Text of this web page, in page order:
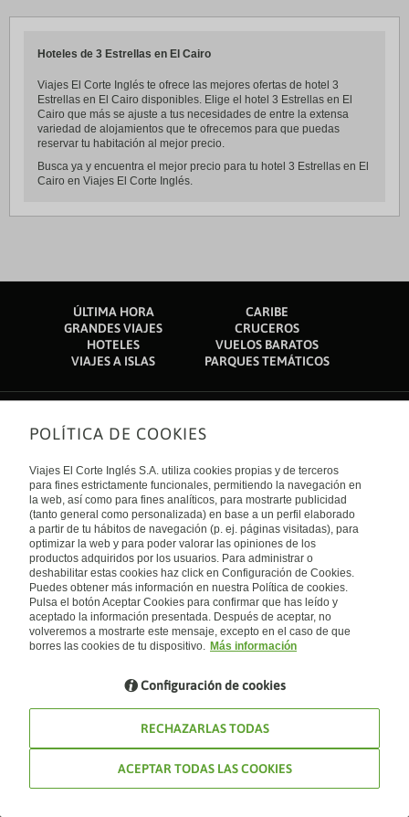
Hoteles de 3 Estrellas en El Cairo
Viajes El Corte Inglés te ofrece las mejores ofertas de hotel 3
Estrellas en El Cairo disponibles. Elige el hotel 3 Estrellas en El
Cairo que más se ajuste a tus necesidades de entre la extensa
variedad de alojamientos que te ofrecemos para que puedas
reservar tu habitación al mejor precio.
Busca ya y encuentra el mejor precio para tu hotel 3 Estrellas en El
Cairo en Viajes El Corte Inglés.
ÚLTIMA HORA
CARIBE
GRANDES VIAJES
CRUCEROS
HOTELES
VUELOS BARATOS
VIAJES A ISLAS
PARQUES TEMÁTICOS
Sobre nosotros
Quiénes somos
Financiación
Sostenibilidad
Turismo accesible
Tarjeta El Corte Inglés
Trabaja con nosotros
El Corte Inglés
Canal Ético
Enlaces de interés
Guías de viaje
Catálogos
Auto check-in
Condiciones Generales
Política de privacidad
Política de cookies
Accesibilidad
Empresas/ Grupos
Internacional
España
Visita nuestro blog
Blog de Viajes el Corte inglés
POLÍTICA DE COOKIES
Viajes El Corte Inglés S.A. utiliza cookies propias y de terceros
para fines estrictamente funcionales, permitiendo la navegación en
la web, así como para fines analíticos, para mostrarte publicidad
(tanto general como personalizada) en base a un perfil elaborado
a partir de tu hábitos de navegación (p. ej. páginas visitadas), para
optimizar la web y para poder valorar las opiniones de los
productos adquiridos por los usuarios. Para administrar o
deshabilitar estas cookies haz click en Configuración de Cookies.
Puedes obtener más información en nuestra Política de cookies.
Pulsa el botón Aceptar Cookies para confirmar que has leído y
aceptado la información presentada. Después de aceptar, no
volveremos a mostrarte este mensaje, excepto en el caso de que
borres las cookies de tu dispositivo. Más información
Configuración de cookies
RECHAZARLAS TODAS
ACEPTAR TODAS LAS COOKIES